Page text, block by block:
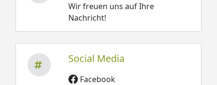
Wir freuen uns auf Ihre
Nachricht!
Social Media
Facebook